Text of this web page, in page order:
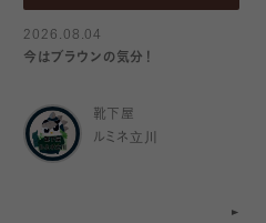
2026.08.04
今はブラウンの気分！
靴下屋
ルミネ立川